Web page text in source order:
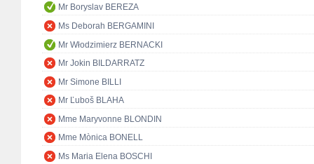
Mr Boryslav BEREZA
Ms Deborah BERGAMINI
Mr Włodzimierz BERNACKI
Mr Jokin BILDARRATZ
Mr Simone BILLI
Mr Ľuboš BLAHA
Mme Maryvonne BLONDIN
Mme Mònica BONELL
Ms Maria Elena BOSCHI